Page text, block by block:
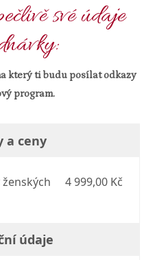
své údaje
který ti budu posílat odkazy
program.
a ceny
4 999,00 Kč
údaje